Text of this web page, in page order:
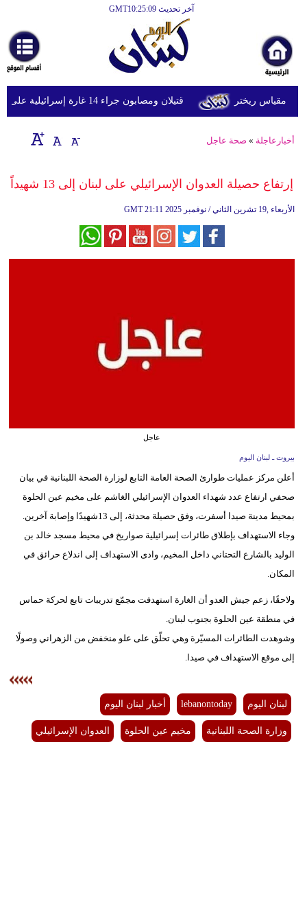
آخر تحديث GMT10:25:09
أخبارعاجلة
رياضة
ثقافة
إقتصاد
وموسيقى
أزياء
إسلامية
علوم
وتكنولوجيا
فيديو
قتيلان ومصابون جراء 14 غارة إسرائيلية على شرق وجنوب لبنان
أخبارعاجلة » صحة عاجل
إرتفاع حصيلة العدوان الإسرائيلي على لبنان إلى 13 شهيداً
GMT 21:11 2025 الأربعاء ,19 تشرين الثاني / نوفمبر
عاجل
بيروت ـ لبنان اليوم
أعلن مركز عمليات طوارئ الصحة العامة التابع لوزارة الصحة اللبنانية في بيان
صحفي ارتفاع عدد شهداء العدوان الإسرائيلي الغاشم على مخيم عين الحلوة
بمحيط مدينة صيدا أسفرت، وفق حصيلة محدثة، إلى 13شهيدًا وإصابة آخرين.
وجاء الاستهداف بإطلاق طائرات إسرائيلية صواريخ في محيط مسجد خالد بن
الوليد بالشارع التحتاني داخل المخيم، وادى الاستهداف إلى اندلاع حرائق في
المكان.
ولاحقًا، زعم جيش العدو أن الغارة استهدفت مجمّع تدريبات تابع لحركة حماس
في منطقة عين الحلوة بجنوب لبنان.
وشوهدت الطائرات المسيّرة وهي تحلّق على علو منخفض من الزهراني وصولًا
إلى موقع الاستهداف في صيدا.
لبنان اليوم lebanontoday أخبار لبنان اليوم
وزارة الصحة اللبنانية مخيم عين الحلوة العدوان الإسرائيلي